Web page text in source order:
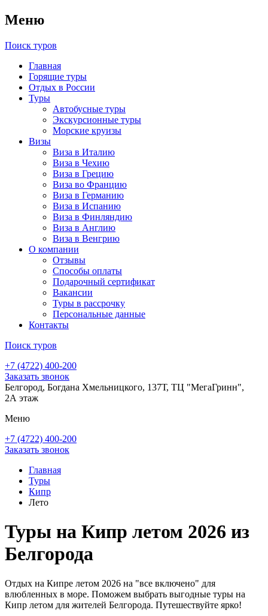
Меню
Поиск туров
Главная
Горящие туры
Отдых в России
Туры
Автобусные туры
Экскурсионные туры
Морские круизы
Визы
Виза в Италию
Виза в Чехию
Виза в Грецию
Виза во Францию
Виза в Германию
Виза в Испанию
Виза в Финляндию
Виза в Англию
Виза в Венгрию
О компании
Отзывы
Способы оплаты
Подарочный сертификат
Вакансии
Туры в рассрочку
Персональные данные
Контакты
Поиск туров
+7 (4722) 400-200
Заказать звонок
Белгород, Богдана Хмельницкого, 137Т, ТЦ "МегаГринн",
2А этаж
Меню
+7 (4722) 400-200
Заказать звонок
Главная
Туры
Кипр
Лето
Туры на Кипр летом 2026 из
Белгорода
Отдых на Кипре летом 2026 на "все включено" для
влюбленных в море. Поможем выбрать выгодные туры на
Кипр летом для жителей Белгорода. Путешествуйте ярко!